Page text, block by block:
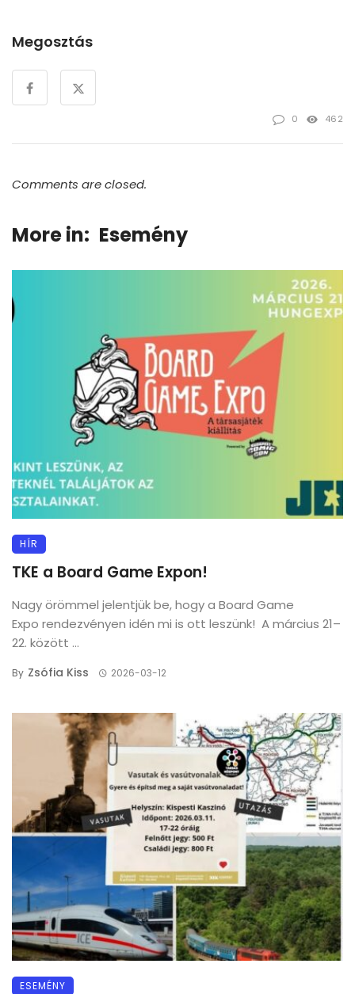
Megosztás
0 462
Comments are closed.
More in: Esemény
HÍR
TKE a Board Game Expon!
Nagy örömmel jelentjük be, hogy a Board Game
Expo rendezvényen idén mi is ott leszünk! A március 21–
22. között ...
By Zsófia Kiss 2026-03-12
ESEMÉNY